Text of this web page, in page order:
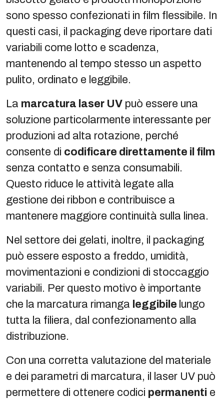
sono spesso confezionati in film flessibile. In
questi casi, il packaging deve riportare dati
variabili come lotto e scadenza,
mantenendo al tempo stesso un aspetto
pulito, ordinato e leggibile.
La marcatura laser UV può essere una
soluzione particolarmente interessante per
produzioni ad alta rotazione, perché
consente di codificare direttamente il film
senza contatto e senza consumabili.
Questo riduce le attività legate alla
gestione dei ribbon e contribuisce a
mantenere maggiore continuità sulla linea.
Nel settore dei gelati, inoltre, il packaging
può essere esposto a freddo, umidità,
movimentazioni e condizioni di stoccaggio
variabili. Per questo motivo è importante
che la marcatura rimanga leggibile lungo
tutta la filiera, dal confezionamento alla
distribuzione.
Con una corretta valutazione del materiale
e dei parametri di marcatura, il laser UV può
permettere di ottenere codici permanenti e